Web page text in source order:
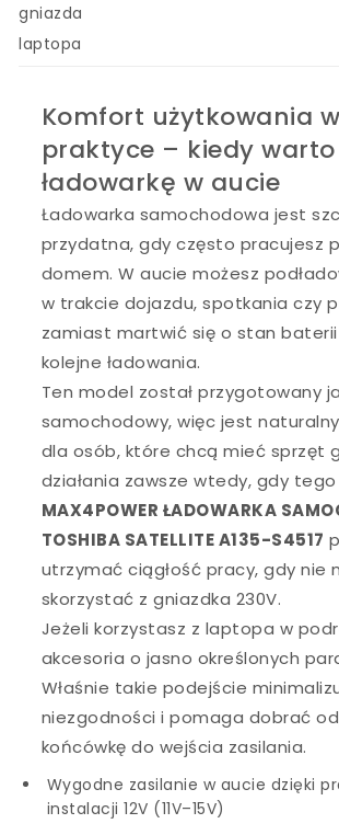
gniazda
laptopa
Komfort użytkowania w
praktyce – kiedy
ładowarkę w aucie
Ładowarka samochodowa jest
przydatna, gdy często pracujesz
domem. W aucie możesz
w trakcie dojazdu, spotkania czy
zamiast martwić się o stan
kolejne ładowania.
Ten model został przygotowany
samochodowy, więc jest
dla osób, które chcą mieć sprzęt
działania zawsze wtedy, gdy
MAX4POWER ŁADOWARKA
TOSHIBA SATELLITE A135-S4517
utrzymać ciągłość pracy, gdy nie
skorzystać z gniazdka 230V.
Jeżeli korzystasz z laptopa w
akcesoria o jasno określonych
Właśnie takie podejście
niezgodności i pomaga dobrać
końcówkę do wejścia zasilania.
Wygodne zasilanie w aucie dzięki
instalacji 12V (11V–15V)